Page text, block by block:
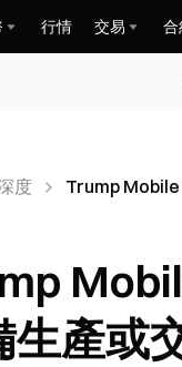
行情 交易 合
度 Trump Mobile
生產或